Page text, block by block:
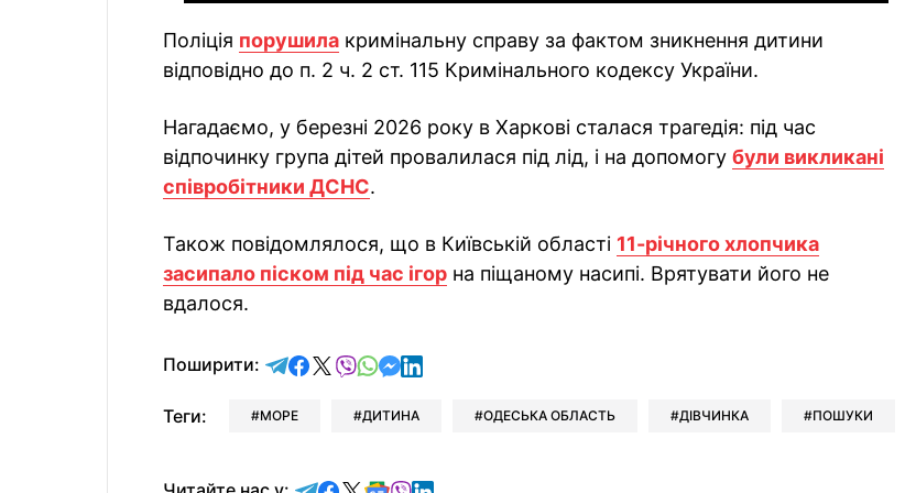
Поліція порушила кримінальну справу за фактом зникнення дитини
відповідно до п. 2 ч. 2 ст. 115 Кримінального кодексу України.
Нагадаємо, у березні 2026 року в Харкові сталася трагедія: під час
відпочинку група дітей провалилася під лід, і на допомогу були викликані
співробітники ДСНС.
Також повідомлялося, що в Київській області 11-річного хлопчика
засипало піском під час ігор на піщаному насипі. Врятувати його не
вдалося.
Поширити: відправити у Telegram
поділитись у Facebook
поділитись у X
відправити у Viber
відправити у Whatsapp
відправити у Messenger
відправити у LinkedIn
Теги: МОРЕ ДИТИНА ОДЕСЬКА ОБЛАСТЬ ДІВЧИНКА ПОШУКИ
Читайте у Telegram
Читайте у Facebook
Читайте у X
Читайте у Google news
Читайте у Viber
Читайте у LinkedIn